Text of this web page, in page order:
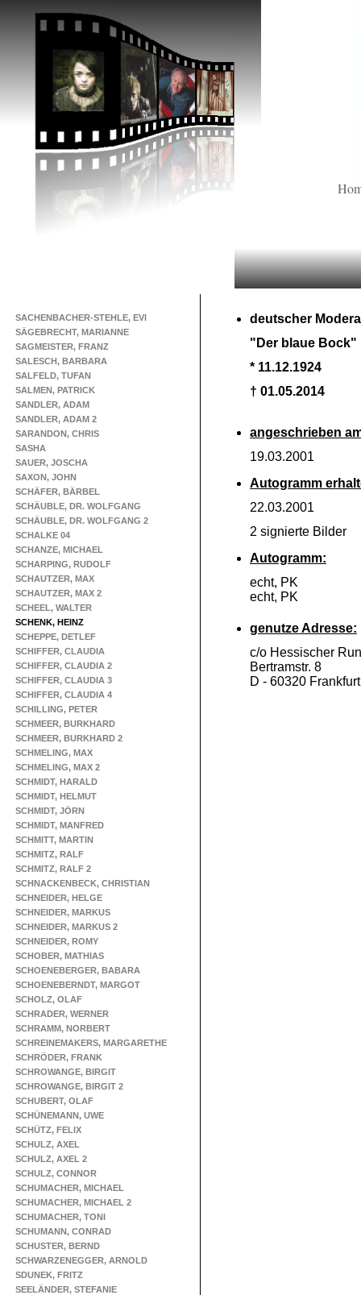
SACHENBACHER-STEHLE, EVI
SÄGEBRECHT, MARIANNE
SAGMEISTER, FRANZ
SALESCH, BARBARA
SALFELD, TUFAN
SALMEN, PATRICK
SANDLER, ADAM
SANDLER, ADAM 2
SARANDON, CHRIS
SASHA
SAUER, JOSCHA
SAXON, JOHN
SCHÄFER, BÄRBEL
SCHÄUBLE, DR. WOLFGANG
SCHÄUBLE, DR. WOLFGANG 2
SCHALKE 04
SCHANZE, MICHAEL
SCHARPING, RUDOLF
SCHAUTZER, MAX
SCHAUTZER, MAX 2
SCHEEL, WALTER
SCHENK, HEINZ
SCHEPPE, DETLEF
SCHIFFER, CLAUDIA
SCHIFFER, CLAUDIA 2
SCHIFFER, CLAUDIA 3
SCHIFFER, CLAUDIA 4
SCHILLING, PETER
SCHMEER, BURKHARD
SCHMEER, BURKHARD 2
SCHMELING, MAX
SCHMELING, MAX 2
SCHMIDT, HARALD
SCHMIDT, HELMUT
SCHMIDT, JÖRN
SCHMIDT, MANFRED
SCHMITT, MARTIN
SCHMITZ, RALF
SCHMITZ, RALF 2
SCHNACKENBECK, CHRISTIAN
SCHNEIDER, HELGE
SCHNEIDER, MARKUS
SCHNEIDER, MARKUS 2
SCHNEIDER, ROMY
SCHOBER, MATHIAS
SCHOENEBERGER, BABARA
SCHOENEBERNDT, MARGOT
SCHOLZ, OLAF
SCHRADER, WERNER
SCHRAMM, NORBERT
SCHREINEMAKERS, MARGARETHE
SCHRÖDER, FRANK
SCHROWANGE, BIRGIT
SCHROWANGE, BIRGIT 2
SCHUBERT, OLAF
SCHÜNEMANN, UWE
SCHÜTZ, FELIX
SCHULZ, AXEL
SCHULZ, AXEL 2
SCHULZ, CONNOR
SCHUMACHER, MICHAEL
SCHUMACHER, MICHAEL 2
SCHUMACHER, TONI
SCHUMANN, CONRAD
SCHUSTER, BERND
SCHWARZENEGGER, ARNOLD
SDUNEK, FRITZ
SEELÄNDER, STEFANIE
deutscher
"Der blaue Bock"
* 11.12.1924
† 01.05.2014
angeschrieben
19.03.2001
Autogramm
22.03.2001
2 signierte Bilder
Autogramm:
echt, PK
echt, PK
genutze Adresse:
c/o Hessischer
Bertramstr. 8
D - 60320 Frankfurt